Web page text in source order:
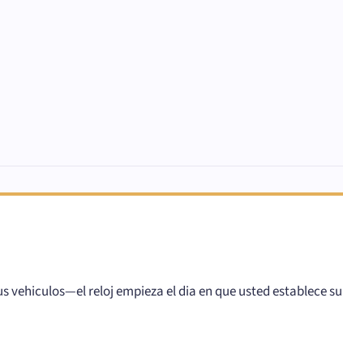
reloj empieza el dia en que usted establece